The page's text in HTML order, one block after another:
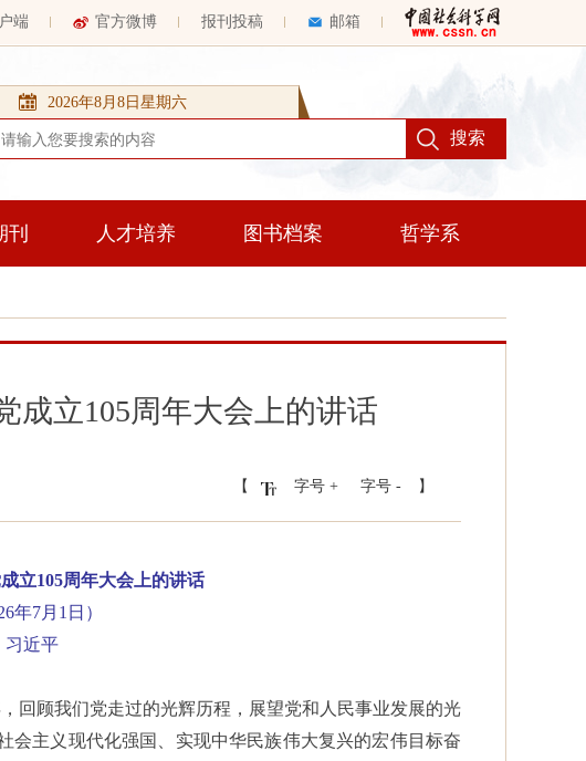
端 官方微博 报刊投稿 邮箱
2026年8月8日星期六
刊 人才培养 图书档案 哲学系
成立105周年大会上的讲话
【 字号 + 字号 - 】
立105周年大会上的讲话
年7月1日）
习近平
，回顾我们党走过的光辉历程，展望党和人民事业发展的光
会主义现代化强国、实现中华民族伟大复兴的宏伟目标奋